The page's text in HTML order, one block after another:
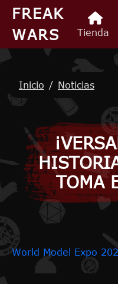
Pasar al contenido
FREAK
WARS
Tienda
Ruta de
Inicio Noticias
TOMA
World Model Expo